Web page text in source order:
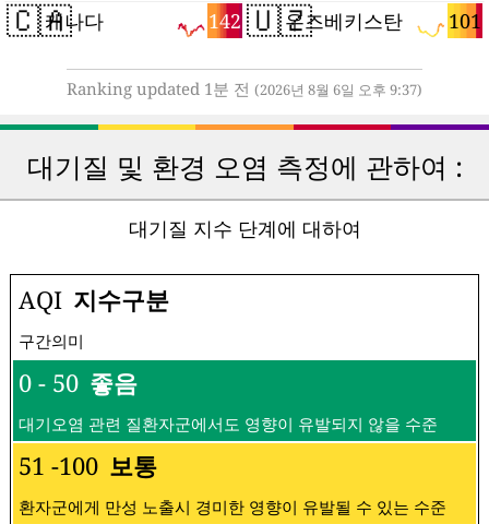
🇨🇦 142
캐나다 🇺🇿 101
우즈베키스탄
Ranking updated 1분 전 (2026년 8월 6일 오후 9:37)
대기질 및 환경 오염 측정에 관하여 :
대기질 지수 단계에 대하여
AQI 지수구분
구간의미
0 - 50 좋음
대기오염 관련 질환자군에서도 영향이 유발되지 않을 수준
51 -100 보통
환자군에게 만성 노출시 경미한 영향이 유발될 수 있는 수준